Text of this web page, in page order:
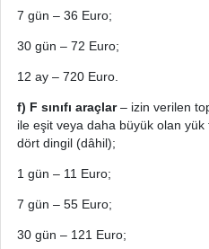
7 gün – 36 Euro;
30 gün – 72 Euro;
12 ay – 720 Euro.
f) F sınıfı araçlar– izin verilen
ile eşit veya daha büyük olan yük
dört dingil (dâhil);
1 gün – 11 Euro;
7 gün – 55 Euro;
30 gün – 121 Euro;